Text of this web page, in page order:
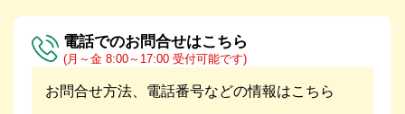
電話でのお問合せはこちら
(月～金 8:00～17:00 受付可能です)
お問合せ方法、電話番号などの情報はこちら